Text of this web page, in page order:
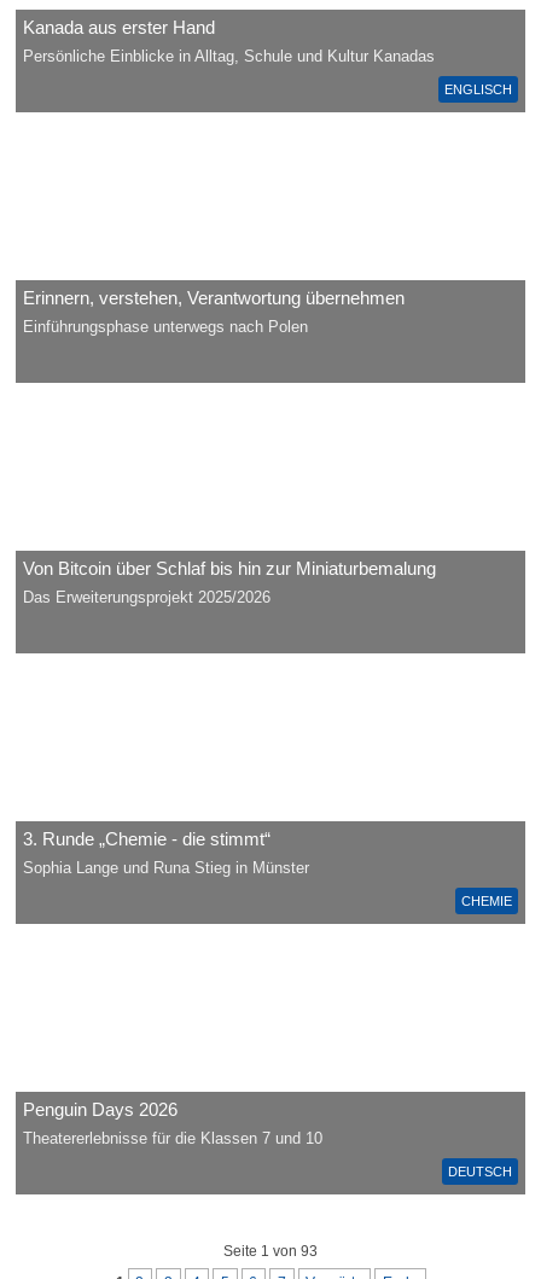
ENGLISCH
Kanada aus erster Hand
Persönliche Einblicke in Alltag, Schule und Kultur Kanadas
Erinnern, verstehen, Verantwortung übernehmen
Einführungsphase unterwegs nach Polen
Von Bitcoin über Schlaf bis hin zur Miniaturbemalung
Das Erweiterungsprojekt 2025/2026
CHEMIE
3. Runde „Chemie - die stimmt“
Sophia Lange und Runa Stieg in Münster
DEUTSCH
Penguin Days 2026
Theatererlebnisse für die Klassen 7 und 10
Seite 1 von 93